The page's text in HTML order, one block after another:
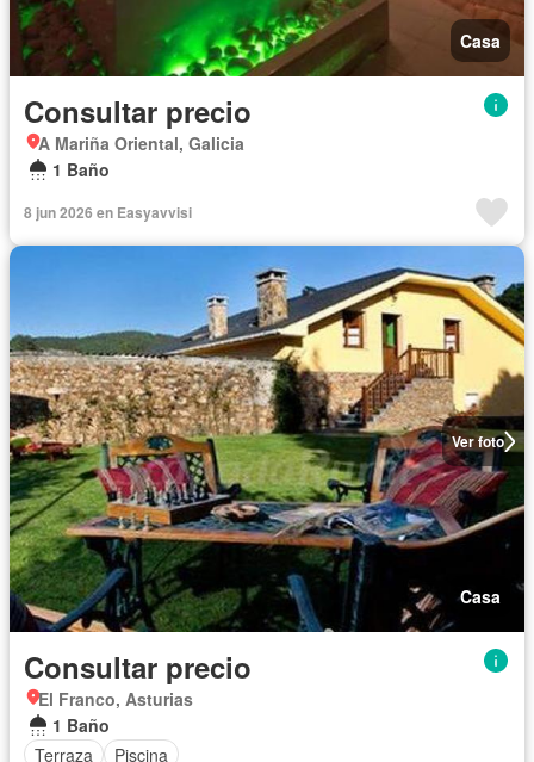
Casa
Consultar precio
A Mariña Oriental, Galicia
1 Baño
8 jun 2026 en Easyavvisi
Ver foto
Casa
Consultar precio
El Franco, Asturias
1 Baño
Terraza
Piscina